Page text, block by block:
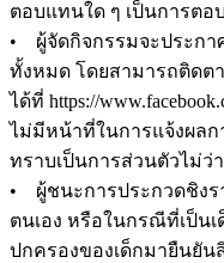
ตอบแทนใด ๆ เป็นการตอ
• ผู้จัดกิจกรรมจะประกา
ทั้งหมด โดยสามารถติดต
ได้ที่ https://
ไม่มีหน้าที่ในการแจ้งผล
ทราบเป็นการส่วนตัวไม่ว่
• ผู้ชนะการประกวดชิงร
ตนเอง หรือในกรณีที่เป็น
ปกครองของเด็กมายืนยั